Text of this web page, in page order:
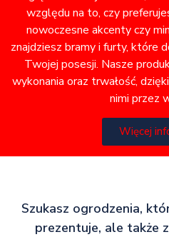
względu na to, czy
nowoczesne akcenty czy
znajdziesz bramy i furty, które
Twojej posesji. Nasze
wykonania oraz trwałość,
nimi przez
Więcej
Szukasz ogrodzenia,
prezentuje, ale także